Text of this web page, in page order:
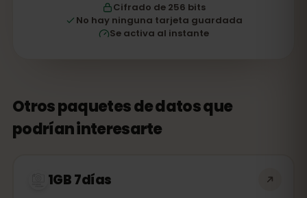
Cifrado de 256 bits
No hay ninguna tarjeta guardada
Se activa al instante
Otros paquetes de datos que
podrían interesarte
1GB 7días